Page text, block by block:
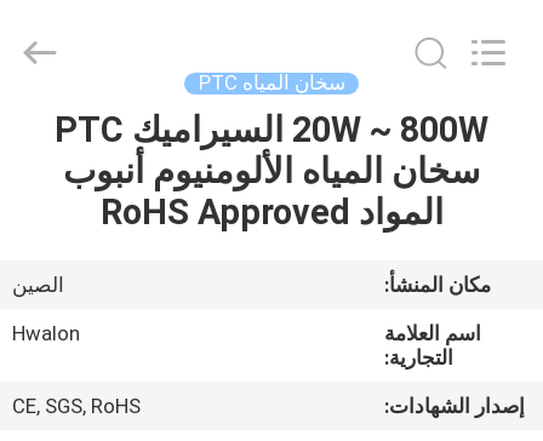
منتجات
معلومات
جولة
سخان المياه PTC
20W ~ 800W السيراميك PTC
سخان المياه الألومنيوم أنبوب
المواد RoHS Approved
مكان المنشأ:
الصين
اسم العلامة
التجارية:
Hwalon
إصدار الشهادات:
CE, SGS, RoHS